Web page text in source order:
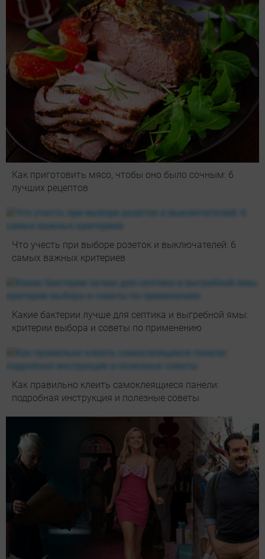
Как приготовить мясо, чтобы оно было сочным: 6
лучших рецептов
Что учесть при выборе розеток и выключателей: 6
самых важных критериев
Какие бактерии лучше для септика и выгребной ямы:
критерии выбора и советы по применению
Как правильно клеить самоклеящиеся панели:
подробная инструкция и полезные советы